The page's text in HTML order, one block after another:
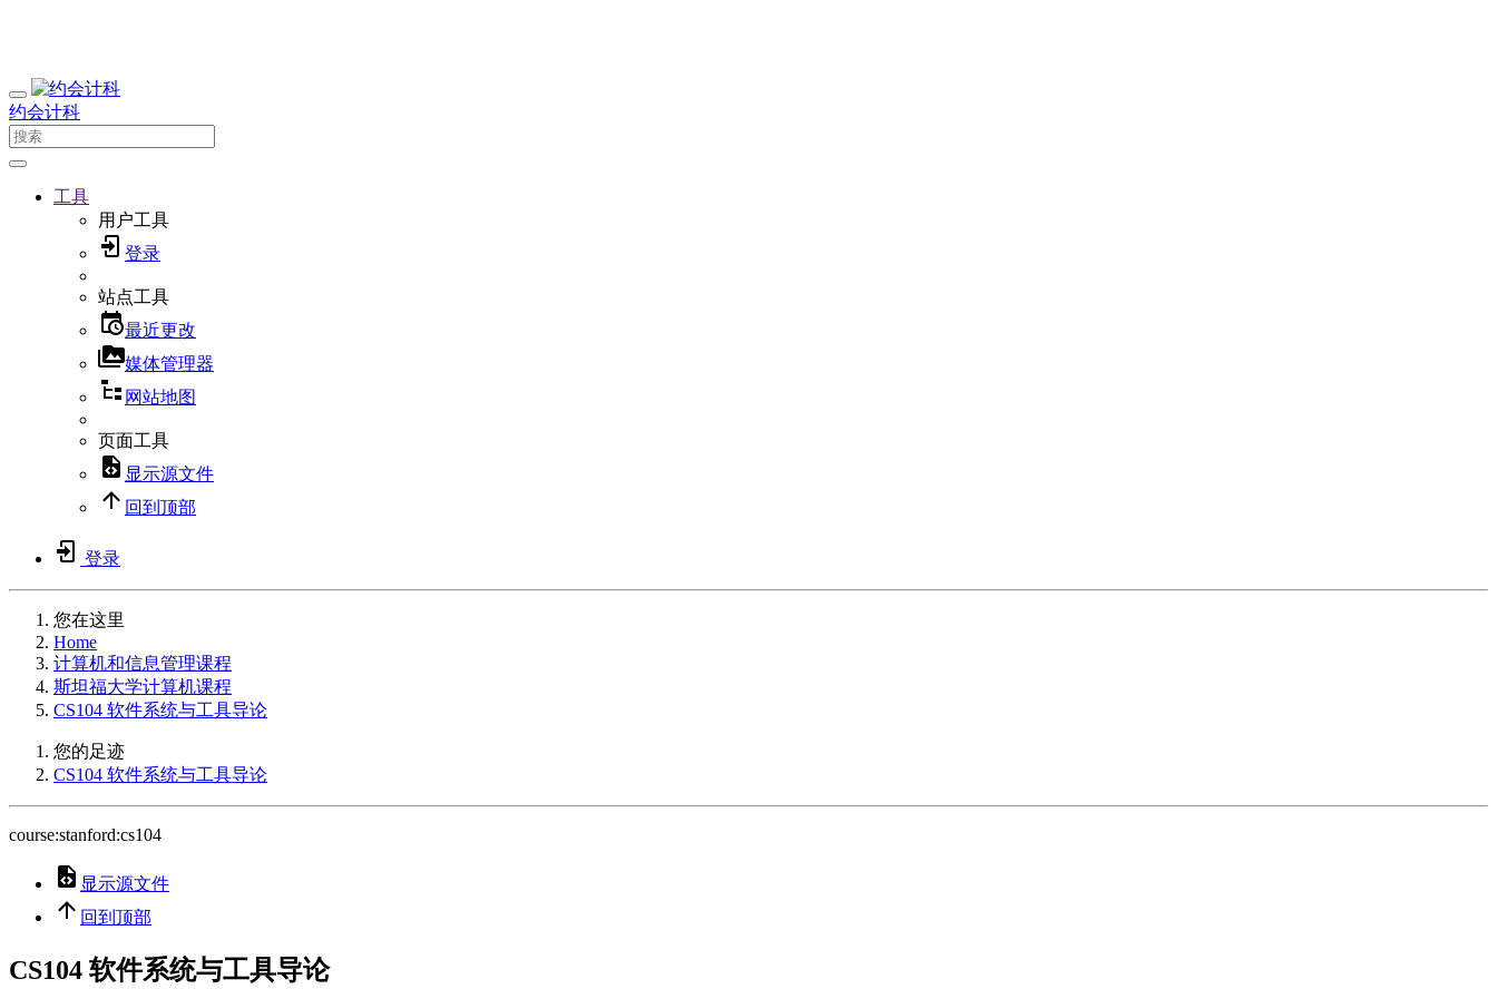
约会计科
工具
用户工具
登录
站点工具
最近更改
媒体管理器
网站地图
页面工具
显示源文件
回到顶部
登录
您在这里
Home
计算机和信息管理课程
斯坦福大学计算机课程
CS104 软件系统与工具导论
您的足迹
CS104 软件系统与工具导论
course:stanford:cs104
显示源文件
回到顶部
CS104 软件系统与工具导论